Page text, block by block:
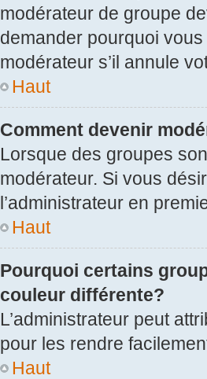
modérateur de groupe
demander pourquoi
modérateur s’il annule
Haut
Comment devenir
Lorsque des groupes
modérateur. Si vous
l’administrateur en
Haut
Pourquoi certains
couleur différente?
L’administrateur peut
pour les rendre
Haut